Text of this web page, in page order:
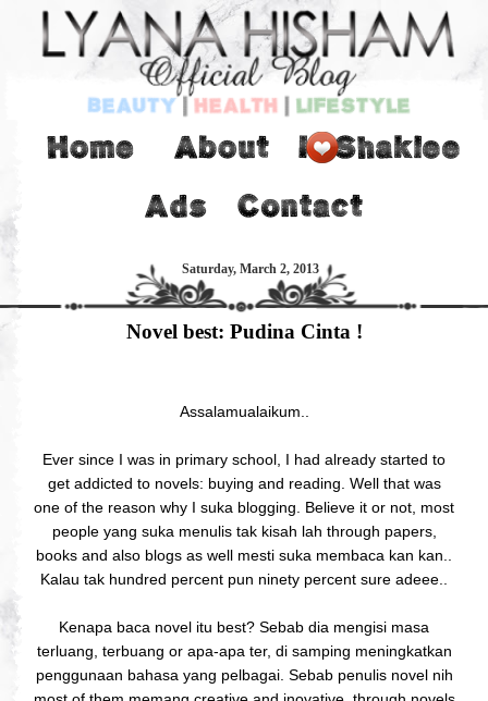
Saturday, March 2, 2013
Novel best: Pudina Cinta !
Assalamualaikum..
Ever since I was in primary school, I had already started to
get addicted to novels: buying and reading. Well that was
one of the reason why I suka blogging. Believe it or not, most
people yang suka menulis tak kisah lah through papers,
books and also blogs as well mesti suka membaca kan kan..
Kalau tak hundred percent pun ninety percent sure adeee..
Kenapa baca novel itu best? Sebab dia mengisi masa
terluang, terbuang or apa-apa ter, di samping meningkatkan
penggunaan bahasa yang pelbagai. Sebab penulis novel nih